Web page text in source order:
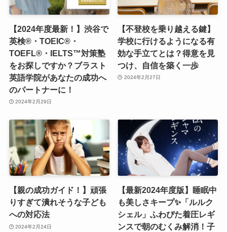
【2024年度最新！】渋谷で
英検®・TOEIC®・
TOEFL®・IELTS™対策塾
をお探しですか？ブラスト
英語学院があなたの成功へ
のパートナーに！
2024年2月29日
【不登校を乗り越える鍵】
学校に行けるようになる有
効な手立てとは？得意を見
つけ、自信を築く一歩
2024年2月27日
【親の成功ガイド！】頑張
りすぎて潰れそうな子ども
への対応法
2024年2月24日
【最新2024年度版】睡眠中
も美しさキープ✨「ルルク
シェル」ふわぴた着圧レギ
ンスで朝のむくみ解消！子